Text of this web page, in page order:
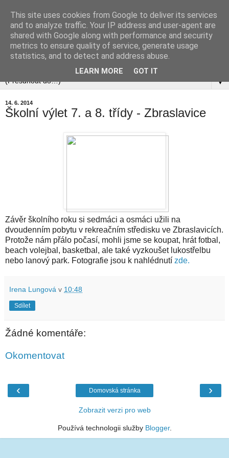
▼
14. 6. 2014
Školní výlet 7. a 8. třídy - Zbraslavice
Závěr školního roku si sedmáci a osmáci užili na
dvoudenním pobytu v rekreačním středisku ve Zbraslavicích.
Protože nám přálo počasí, mohli jsme se koupat, hrát fotbal,
beach volejbal, basketbal, ale také vyzkoušet lukostřelbu
nebo lanový park. Fotografie jsou k nahlédnutí zde.
Irena Lungová v 10:48
Sdílet
Žádné komentáře:
Okomentovat
‹ ›
Domovská stránka
Zobrazit verzi pro web
Používá technologii služby Blogger.
This site uses cookies from Google to deliver its services
and to analyze traffic. Your IP address and user-agent are
shared with Google along with performance and security
metrics to ensure quality of service, generate usage
statistics, and to detect and address abuse.
LEARN MORE GOT IT